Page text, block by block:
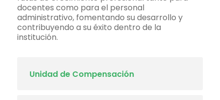
docentes como para el personal
administrativo, fomentando su desarrollo y
contribuyendo a su éxito dentro de la
institución.
Unidad de Compensación